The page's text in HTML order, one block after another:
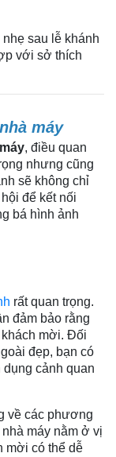
sau lễ khánh
với sở thích
máy
, điều quan
nhưng cũng
sẽ không chỉ
để kết nối
bá hình ảnh
rất quan trọng.
đảm bảo rằng
khách mời. Đối
đẹp, bạn có
cảnh quan
về các phương
máy nằm ở vị
mời có thể dễ